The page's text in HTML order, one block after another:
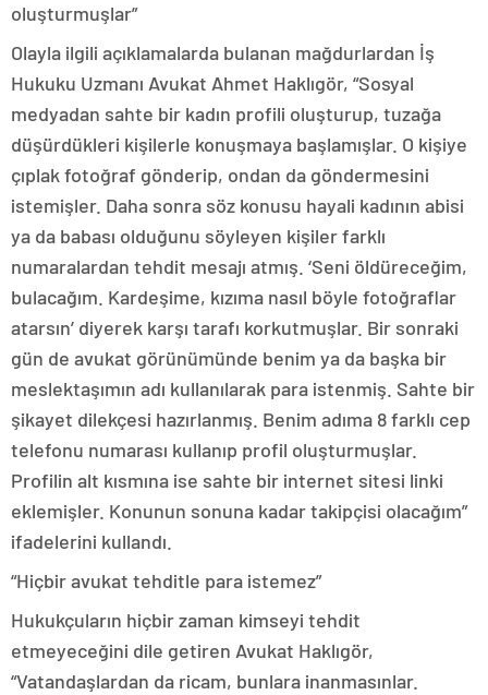
oluşturmuşlar”
Olayla ilgili açıklamalarda bulanan mağdurlardan İş
Hukuku Uzmanı Avukat Ahmet Haklıgör, “Sosyal
medyadan sahte bir kadın profili oluşturup, tuzağa
düşürdükleri kişilerle konuşmaya başlamışlar. O kişiye
çıplak fotoğraf gönderip, ondan da göndermesini
istemişler. Daha sonra söz konusu hayali kadının abisi
ya da babası olduğunu söyleyen kişiler farklı
numaralardan tehdit mesajı atmış. ‘Seni öldüreceğim,
bulacağım. Kardeşime, kızıma nasıl böyle fotoğraflar
atarsın’ diyerek karşı tarafı korkutmuşlar. Bir sonraki
gün de avukat görünümünde benim ya da başka bir
meslektaşımın adı kullanılarak para istenmiş. Sahte bir
şikayet dilekçesi hazırlanmış. Benim adıma 8 farklı cep
telefonu numarası kullanıp profil oluşturmuşlar.
Profilin alt kısmına ise sahte bir internet sitesi linki
eklemişler. Konunun sonuna kadar takipçisi olacağım”
ifadelerini kullandı.
“Hiçbir avukat tehditle para istemez”
Hukukçuların hiçbir zaman kimseyi tehdit
etmeyeceğini dile getiren Avukat Haklıgör,
“Vatandaşlardan da ricam, bunlara inanmasınlar.